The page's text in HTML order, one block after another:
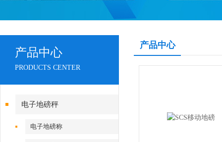
产品中心
PRODUCTS CENTER
电子地磅秤
电子地磅称
产品中心